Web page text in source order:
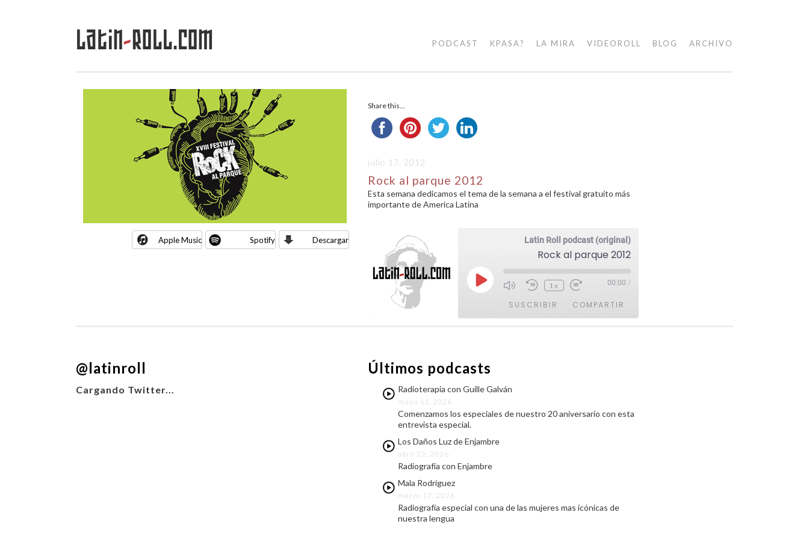
Saltar
Latin-Roll.com PODCAST KPASA? LA MIRA VIDEOROLL BLOG ARCHIVO
Apple Music Spotify Descargar
Share this...
julio 17, 2012
Rock al parque 2012
Esta semana dedicamos el tema de la semana a el festival gratuito más
importante de America Latina
Latin Roll podcast (original)
Rock al parque 2012
Reproducir
episodio
1x 00:00 /
SUSCRIBIR COMPARTIR
ENLACE
INCRUSTAR
@latinroll
Cargando Twitter...
Últimos podcasts
Radioterapia con Guille Galván
mayo 11, 2026
Comenzamos los especiales de nuestro 20 aniversario con esta
entrevista especial.
Los Daños Luz de Enjambre
abril 22, 2026
Radiografía con Enjambre
Mala Rodríguez
marzo 17, 2026
Radiografía especial con una de las mujeres mas icónicas de
nuestra lengua